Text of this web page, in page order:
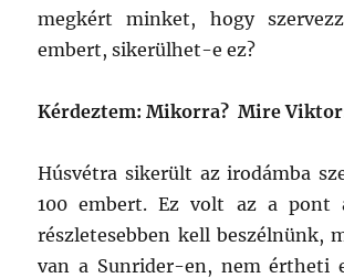
megkért minket, hogy
embert, sikerülhet-e ez?
Kérdeztem: Mikorra? Mire
Húsvétra sikerült az irodámba
100 embert. Ez volt az a pont
részletesebben kell beszélnünk,
van a Sunrider-en, nem értheti